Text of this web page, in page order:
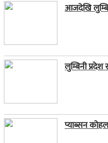
आजदेखि
लुम्बिनी
प्याब्सन